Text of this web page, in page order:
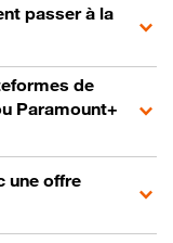
passer à la
de
Paramount+
une offre